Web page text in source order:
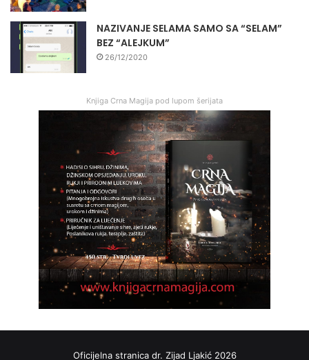
NAZIVANJE SELAMA SAMO SA “SELAM”
BEZ “ALEJKUM”
26/12/2020
Knjiga Crna Magija pod lupom šerijata
Oficijelna stranica dr. Zijad Ljakić 2026